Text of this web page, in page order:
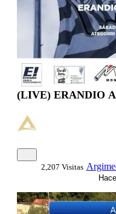
(LIVE) ERANDIO
2,207 Visitas